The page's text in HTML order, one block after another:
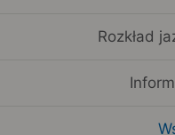
Rozkład